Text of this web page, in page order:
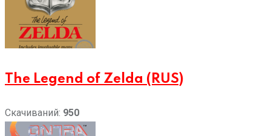
The Legend of Zelda (RUS)
Скачиваний: 950